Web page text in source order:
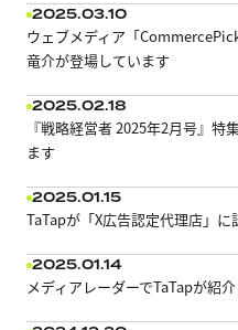
2025.03.10
ウェブメディア「
竜介が登場しています
2025.02.18
『戦略経営者 2025年2月号』
ます
2025.01.15
TaTapが「X広告認定代理店」に
2025.01.14
メディアレーダーでTaTapが紹